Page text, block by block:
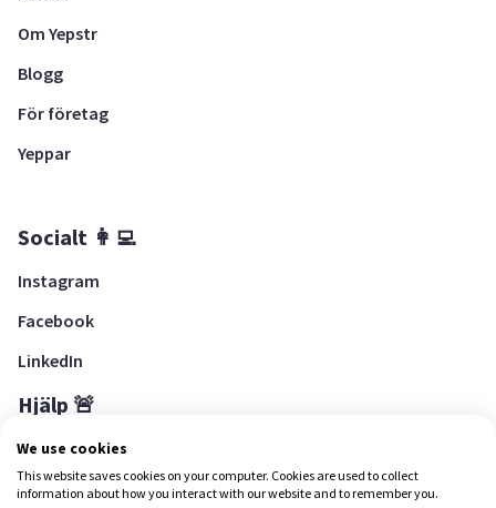
Om Yepstr
Blogg
För företag
Yeppar
Socialt 👩‍💻
Instagram
Facebook
LinkedIn
Hjälp 🚨
Hjälpcenter
We use cookies
This website saves cookies on your computer. Cookies are used to collect
information about how you interact with our website and to remember you.